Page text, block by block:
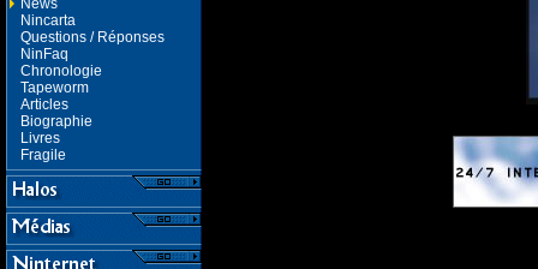
News
Nincarta
Questions / Réponses
NinFaq
Chronologie
Tapeworm
Articles
Biographie
Livres
Fragile